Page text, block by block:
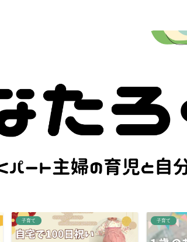
子育て 子育て